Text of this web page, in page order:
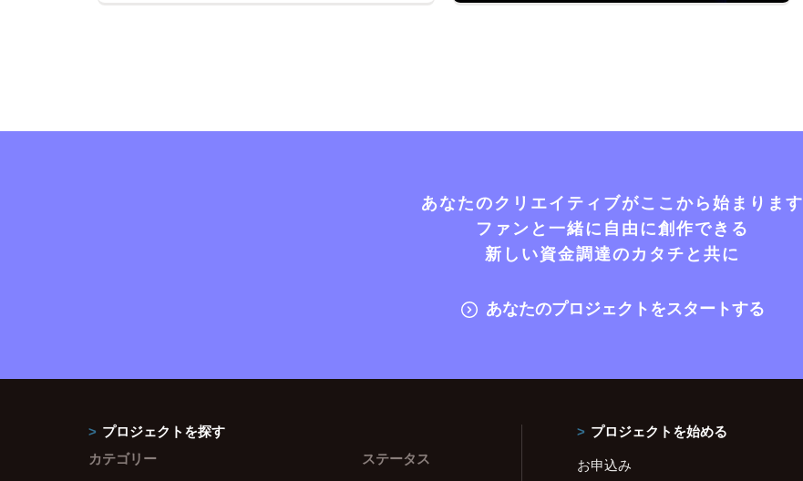
あなたのクリエイティブがここから始まります
ファンと一緒に自由に創作できる
新しい資金調達のカタチと共に
あなたのプロジェクトをスタートする
プロジェクトを探す
カテゴリー
ステータス
プロジェクトを始める
お申込み